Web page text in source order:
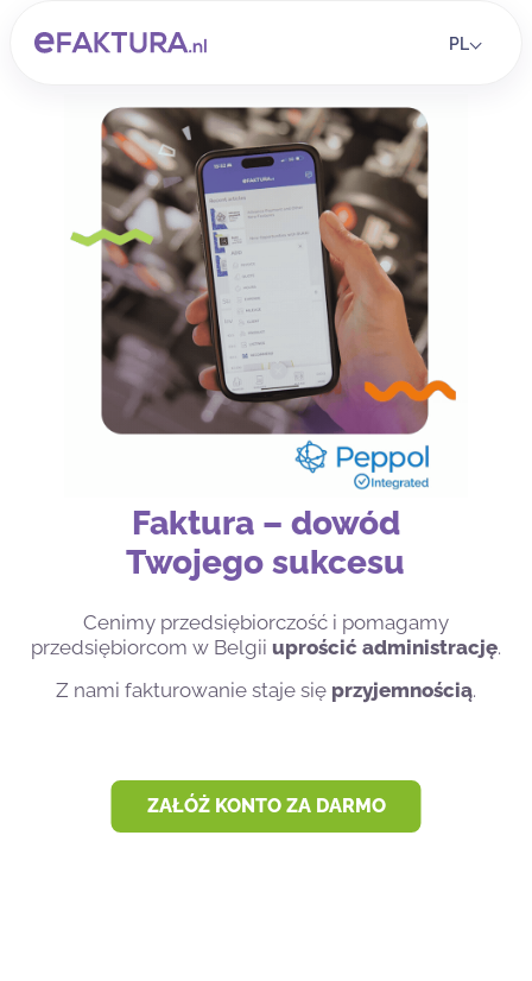
PL
Faktura – dowód
Twojego sukcesu
Cenimy przedsiębiorczość i pomagamy
przedsiębiorcom w Belgii uprościć administrację.
Z nami fakturowanie staje się przyjemnością.
ZAŁÓŻ KONTO ZA DARMO